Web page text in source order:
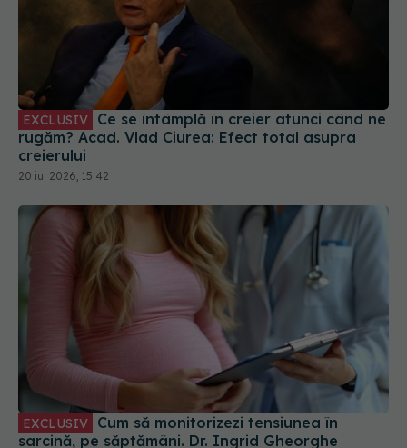
EXCLUSIV
rugăm? Acad. Vlad Ciurea: Efect total asupra
creierului
20 iul 2026, 15:42
EXCLUSIV
sarcină, pe săptămâni. Dr. Ingrid Gheorghe
(SANADOR): Atunci se poate complica